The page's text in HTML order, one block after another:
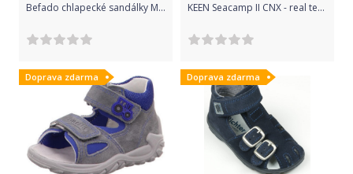
Befado chlapecké sandálky Max 969X155 25, šedá KEEN Seacamp II CNX - real teal/stone blue
Doprava zdarma Doprava zdarma